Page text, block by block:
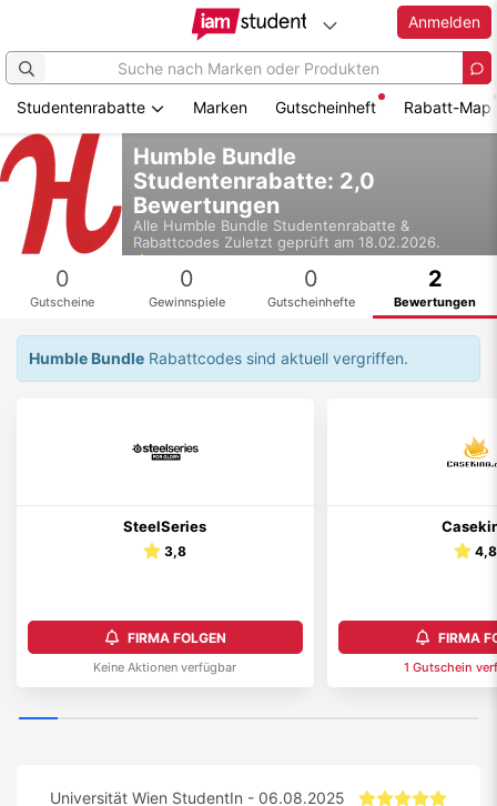
Zum
Hauptinhalt
springen
Anmelden
Studentenrabatte Marken Gutscheinheft Rabatt-Map
Humble Bundle
Studentenrabatte: 2,0
Bewertungen
Alle Humble Bundle Studentenrabatte &
Rabattcodes Zuletzt geprüft am 18.02.2026.
0
Gutscheine
0
Gewinnspiele
0
Gutscheinhefte
2
Bewertungen
Humble Bundle Rabattcodes sind aktuell vergriffen.
SteelSeries
3,8
FIRMA FOLGEN
Keine Aktionen verfügbar
4,8
FIRMA
1 Gutschein
Universität Wien StudentIn - 06.08.2025